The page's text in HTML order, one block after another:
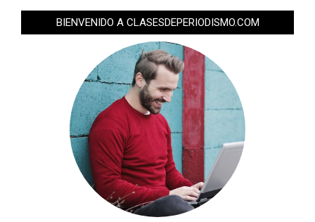
BIENVENIDO A CLASESDEPERIODISMO.COM